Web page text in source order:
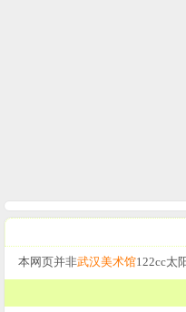
本网页并非武汉美术馆122cc太